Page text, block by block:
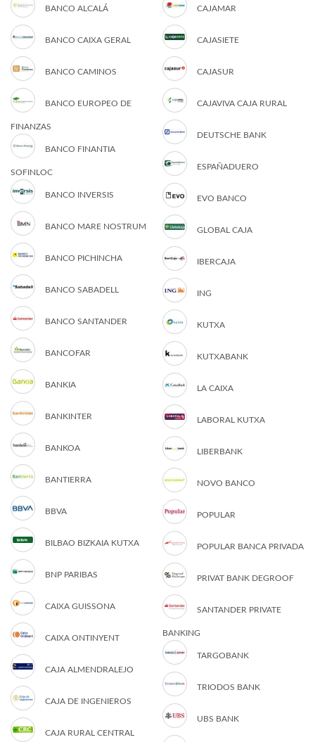
BANCO ALCALÁ
BANCO CAIXA GERAL
BANCO CAMINOS
BANCO EUROPEO DE
FINANZAS
BANCO FINANTIA
SOFINLOC
BANCO INVERSIS
BANCO MARE NOSTRUM
BANCO PICHINCHA
BANCO SABADELL
BANCO SANTANDER
BANCOFAR
BANKIA
BANKINTER
BANKOA
BANTIERRA
BBVA
BILBAO BIZKAIA KUTXA
BNP PARIBAS
CAIXA GUISSONA
CAIXA ONTINYENT
CAJA ALMENDRALEJO
CAJA DE INGENIEROS
CAJA RURAL CENTRAL
CAJAMAR
CAJASIETE
CAJASUR
CAJAVIVA CAJA RURAL
DEUTSCHE BANK
ESPAÑADUERO
EVO BANCO
GLOBAL CAJA
IBERCAJA
ING
KUTXA
KUTXABANK
LA CAIXA
LABORAL KUTXA
LIBERBANK
NOVO BANCO
POPULAR
POPULAR BANCA PRIVADA
PRIVAT BANK DEGROOF
SANTANDER PRIVATE
BANKING
TARGOBANK
TRIODOS BANK
UBS BANK